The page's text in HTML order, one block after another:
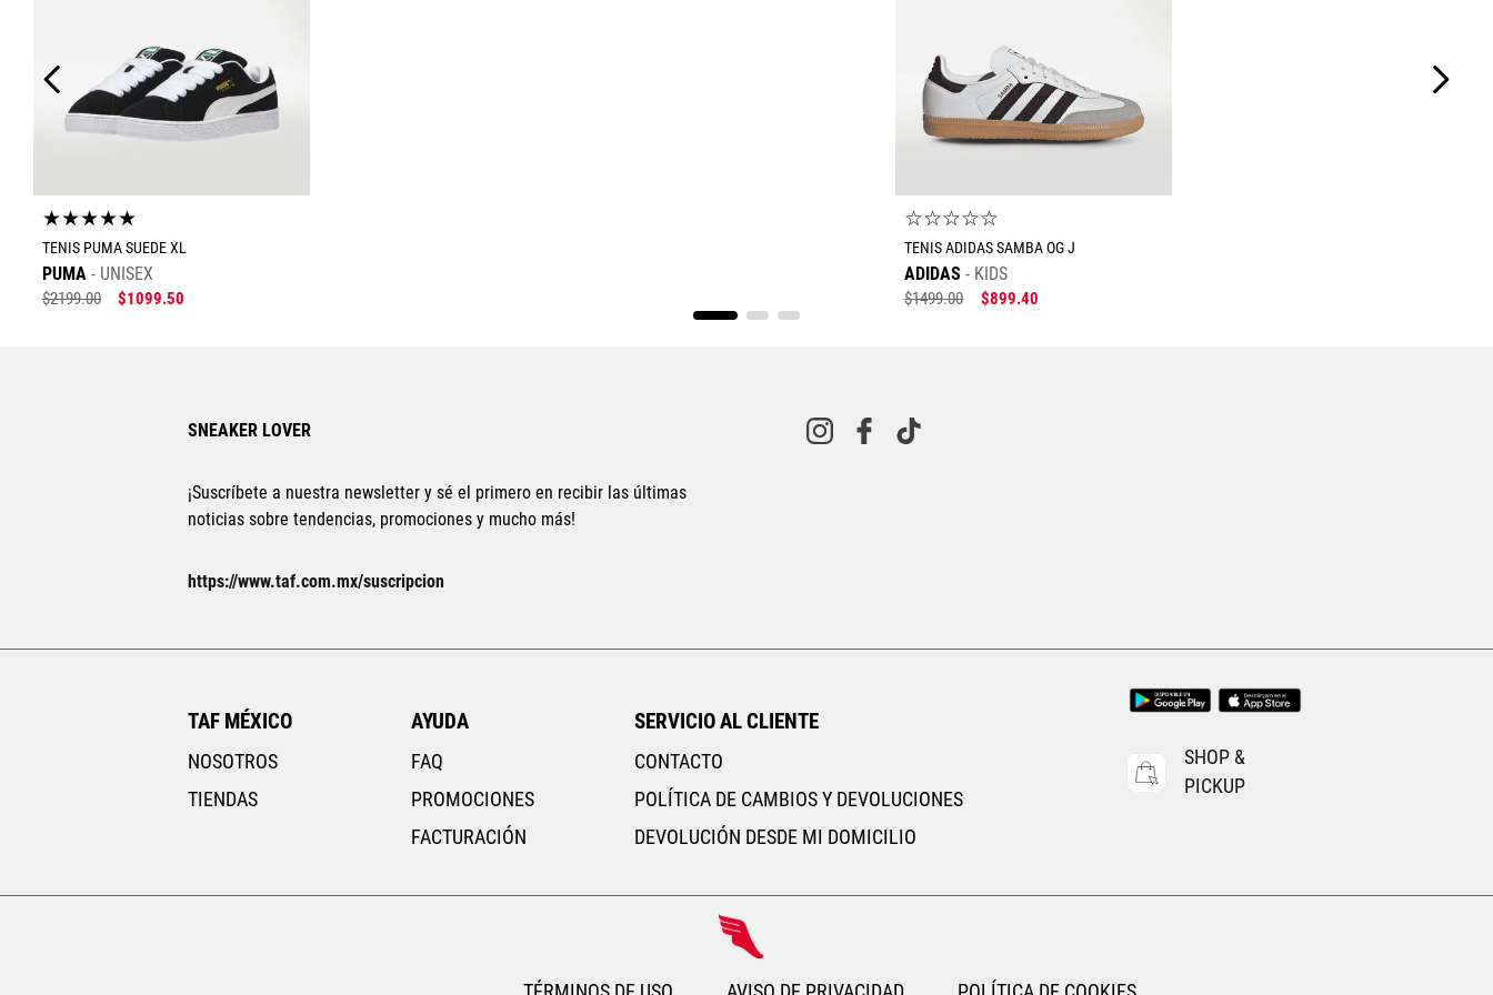
★★★★★
TENIS PUMA SUEDE XL
PUMA UNISEX
$2199.00 $1099.50
☆☆☆☆☆
TENIS ADIDAS SAMBA OG J
ADIDAS KIDS
$1499.00 $899.40
SNEAKER LOVER
¡Suscríbete a nuestra newsletter y sé el primero en recibir las últimas
noticias sobre tendencias, promociones y mucho más!
https://www.taf.com.mx/suscripcion
TAF MÉXICO
NOSOTROS
TIENDAS
AYUDA
FAQ
PROMOCIONES
FACTURACIÓN
SERVICIO AL CLIENTE
CONTACTO
POLÍTICA DE CAMBIOS Y DEVOLUCIONES
DEVOLUCIÓN DESDE MI DOMICILIO
SHOP &
PICKUP